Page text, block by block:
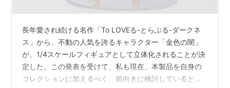
長年愛され続ける名作「To LOVEる-とらぶる-ダークネ
ス」から、不動の人気を誇るキャラクター「金色の闇」
が、1/4スケールフィギュアとして立体化されることが決
定した。この発表を受けて、私も現在、本製品を自身の
コレクションに加えるべく、前向きに検討しているとこ